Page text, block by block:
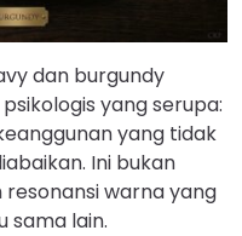
dan burgundy
yang serupa:
yang tidak
Ini bukan
warna yang
sama lain.